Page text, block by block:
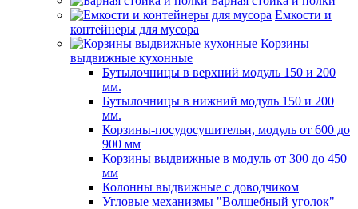
Емкости и
контейнеры для мусора
Корзины
выдвижные кухонные
Бутылочницы в верхний модуль 150 и 200
мм.
Бутылочницы в нижний модуль 150 и 200
мм.
Корзины-посудосушительи, модуль от 600 до
900 мм
Корзины выдвижные в модуль от 300 до 450
мм
Колонны выдвижные с доводчиком
Угловые механизмы "Волшебный уголок"